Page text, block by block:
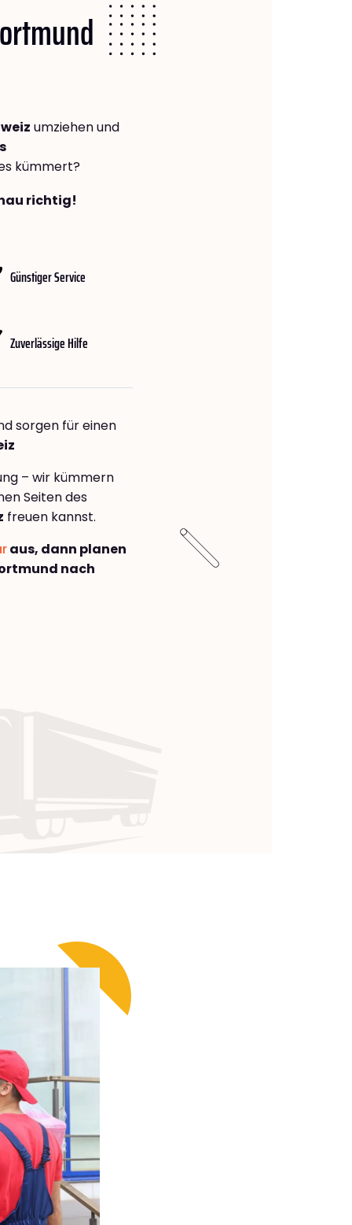
umziehen und
kümmert?
richtig!
Günstiger Service
Zuverlässige Hilfe
sorgen für einen
– wir kümmern
Seiten des
freuen kannst.
aus, dann planen
nach